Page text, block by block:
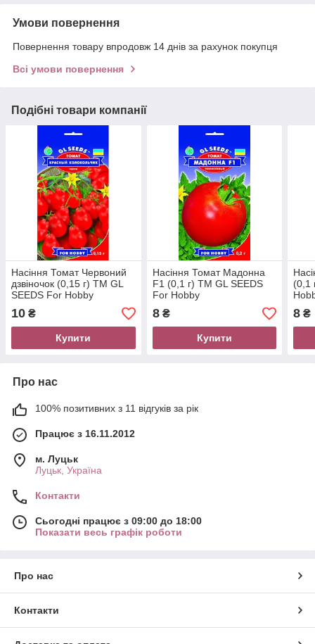
Умови повернення
Повернення товару впродовж 14 днів за рахунок покупця
Всі умови повернення
Подібні товари компанії
Насіння Томат Червоний
дзвіночок (0,15 г) ТМ GL
SEEDS For Hobby
10 ₴
Купити
Насіння Томат Мадонна
F1 (0,1 г) ТМ GL SEEDS
For Hobby
8₴
Купити
(0,1
8 ₴
Про нас
100% позитивних з 11 відгуків за рік
Працює з 16.11.2012
м. Луцьк
Луцьк, Україна
Контакти
Сьогодні працює з 09:00 до 18:00
Показати весь графік роботи
Про нас
Контакти